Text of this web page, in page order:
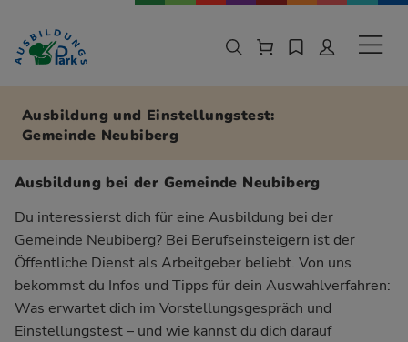
Zur Navigation springen
Zu den Hauptinhalten springen
Ausbildung und Einstellungstest:
Gemeinde Neubiberg
Ausbildung bei der Gemeinde Neubiberg
Du interessierst dich für eine Ausbildung bei der
Gemeinde Neubiberg? Bei Berufseinsteigern ist der
Öffentliche Dienst als Arbeitgeber beliebt. Von uns
bekommst du Infos und Tipps für dein Auswahlverfahren:
Was erwartet dich im Vorstellungsgespräch und
Einstellungstest – und wie kannst du dich darauf